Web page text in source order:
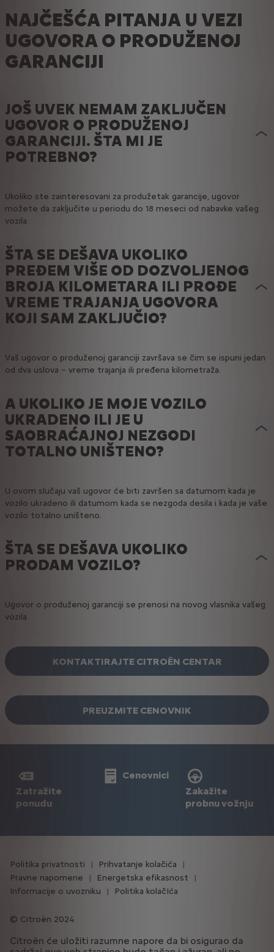
NAJČEŠĆA PITANJA U VEZI
UGOVORA O PRODUŽENOJ
GARANCIJI
JOŠ UVEK NEMAM ZAKLJUČEN
UGOVOR O PRODUŽENOJ
GARANCIJI. ŠTA MI JE
POTREBNO?
Ukoliko ste zainteresovani za produžetak garancije, ugovor
možete da zaključite u periodu do 18 meseci od nabavke vašeg
vozila.
ŠTA SE DEŠAVA UKOLIKO
PREĐEM VIŠE OD DOZVOLJENOG
BROJA KILOMETARA ILI PROĐE
VREME TRAJANJA UGOVORA
KOJI SAM ZAKLJUČIO?
Vaš ugovor o produženoj garanciji završava se čim se ispuni jedan
od dva uslova – vreme trajanja ili pređena kilometraža.
A UKOLIKO JE MOJE VOZILO
UKRADENO ILI JE U
SAOBRAĆAJNOJ NEZGODI
TOTALNO UNIŠTENO?
U ovom slučaju vaš ugovor će biti završen sa datumom kada je
vozilo ukradeno ili datumom kada se nezgoda desila i kada je vaše
vozilo totalno uništeno.
ŠTA SE DEŠAVA UKOLIKO
PRODAM VOZILO?
Ugovor o produženoj garanciji se prenosi na novog vlasnika vašeg
vozila.
KONTAKTIRAJTE CITROËN CENTAR
PREUZMITE CENOVNIK
Zatražite
ponudu
Cenovnici
Zakažite
probnu vožnju
Citroën 2024
Politika privatnosti
Prihvatanje kolačića
Pravne napomene
Energetska efikasnost
Informacije o uvozniku
Politika kolačIća
Citroën će uložiti razumne napore da bi osigurao da